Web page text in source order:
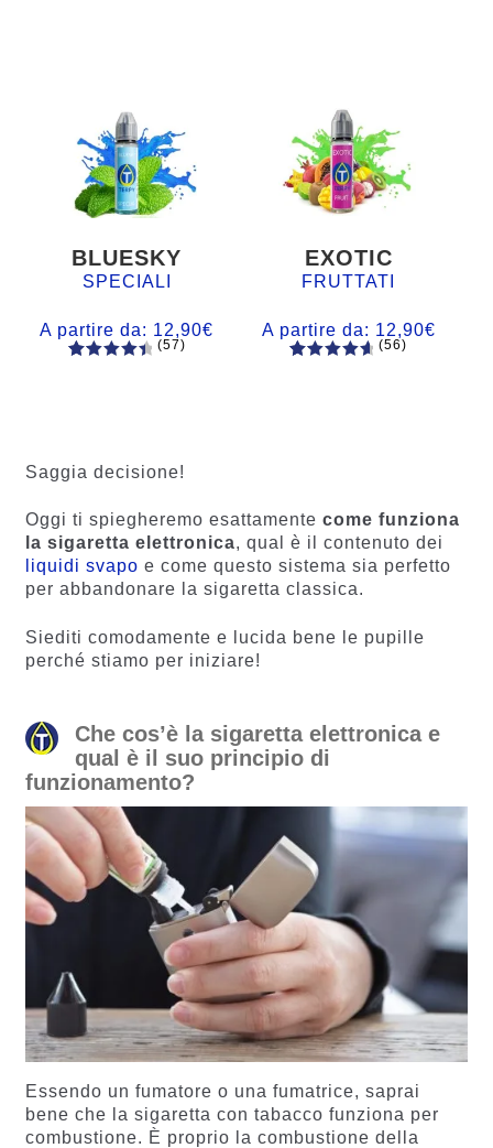
BLUESKY
SPECIALI
A partire da: 12,90€
recensio
(57)
EXOTIC
FRUTTATI
A partire da: 12,90€
(56)
Saggia decisione!
Oggi ti spiegheremo esattamente come funziona
la sigaretta elettronica, qual è il contenuto dei
liquidi svapo e come questo sistema sia perfetto
per abbandonare la sigaretta classica.
Siediti comodamente e lucida bene le pupille
perché stiamo per iniziare!
Che cos’è la sigaretta elettronica e
qual è il suo principio di
funzionamento?
Essendo un fumatore o una fumatrice, saprai
bene che la sigaretta con tabacco funziona per
combustione. È proprio la combustione della